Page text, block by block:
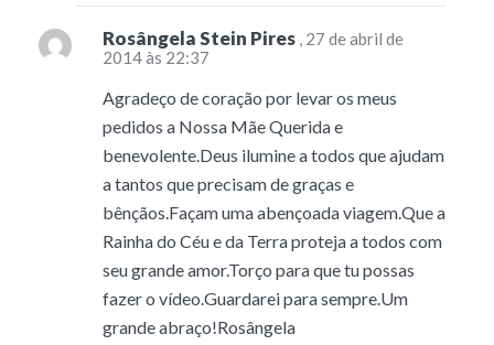
Rosângela Stein Pires , 27 de abril de
2014 às 22:37
Agradeço de coração por levar os meus
pedidos a Nossa Mãe Querida e
benevolente.Deus ilumine a todos que ajudam
a tantos que precisam de graças e
bênçãos.Façam uma abençoada viagem.Que a
Rainha do Céu e da Terra proteja a todos com
seu grande amor.Torço para que tu possas
fazer o vídeo.Guardarei para sempre.Um
grande abraço!Rosângela